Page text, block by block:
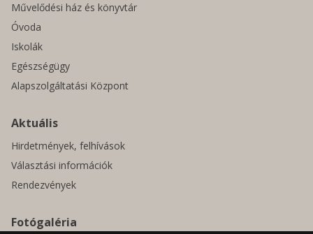
Művelődési ház és könyvtár
Óvoda
Iskolák
Egészségügy
Alapszolgáltatási Központ
Aktuális
Hirdetmények, felhívások
Választási információk
Rendezvények
Fotógaléria